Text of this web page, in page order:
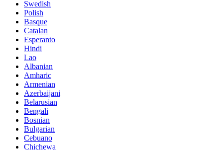
Swedish
Polish
Basque
Catalan
Esperanto
Hindi
Lao
Albanian
Amharic
Armenian
Azerbaijani
Belarusian
Bengali
Bosnian
Bulgarian
Cebuano
Chichewa